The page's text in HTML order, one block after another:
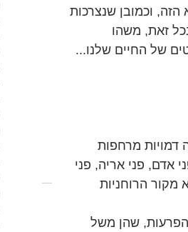
וכמובן שנצרכות
זאת, משהו
של החיים שלנו...
מרחפות
אדם, פני אריה, פני
מקור הרוחניות
שהן משל